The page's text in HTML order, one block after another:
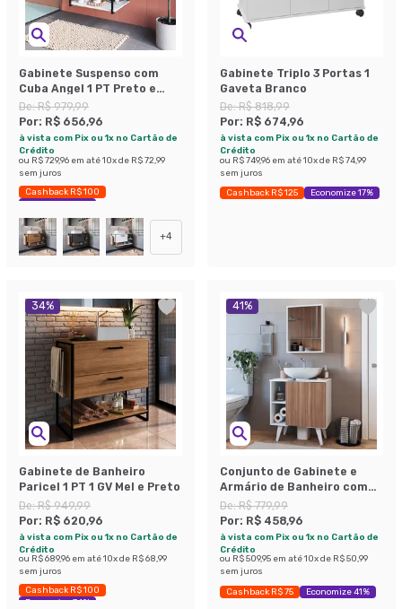
Gabinete Suspenso com
Cuba Angel 1 PT Preto e
Branco 50 cm
De:R$ 979,99
Por: R$ 656,96
à vista com Pix ou 1x no Cartão de
Crédito
ou R$ 729,96 em até10x de R$ 72,99
sem juros
Cashback R$ 100
Economize 32%
+4
Gabinete Triplo 3 Portas 1
Gaveta Branco
De:R$ 818,99
Por: R$ 674,96
à vista com Pix ou 1x no Cartão de
Crédito
ou R$ 749,96 em até10x de R$ 74,99
sem juros
Cashback R$ 125 Economize 17%
34%
Gabinete de Banheiro
Paricel 1 PT 1 GV Mel e Preto
De:R$ 949,99
Por: R$ 620,96
à vista com Pix ou 1x no Cartão de
Crédito
ou R$ 689,96 em até10x de R$ 68,99
sem juros
Cashback R$ 100
Economize 34%
41%
Conjunto de Gabinete e
Armário de Banheiro com
Espelho Slim 2 PT Branco e
Montana
De:R$ 779,99
Por: R$ 458,96
à vista com Pix ou 1x no Cartão de
Crédito
ou R$ 509,95 em até10x de R$ 50,99
sem juros
Cashback R$ 75 Economize 41%